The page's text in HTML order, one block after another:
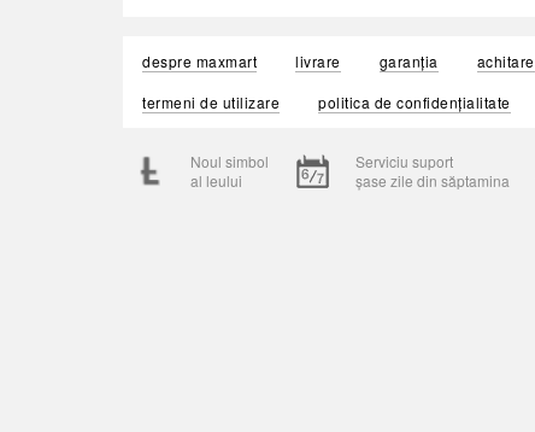
despre maxmart livrare garanția achitare
termeni de utilizare
politica de confidențialitate
Noul simbol
al leului
Serviciu suport
șase zile din săptamina